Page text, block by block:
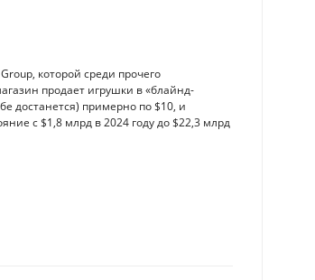
которой среди прочего
продает игрушки в «блайнд-
достанется) примерно по $10, и
с $1,8 млрд в 2024 году до $22,3 млрд